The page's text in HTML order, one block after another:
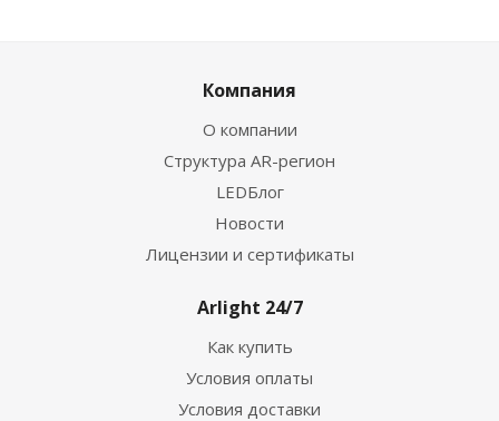
Компания
О компании
Структура AR-регион
LEDБлог
Новости
Лицензии и сертификаты
Arlight 24/7
Как купить
Условия оплаты
Условия доставки